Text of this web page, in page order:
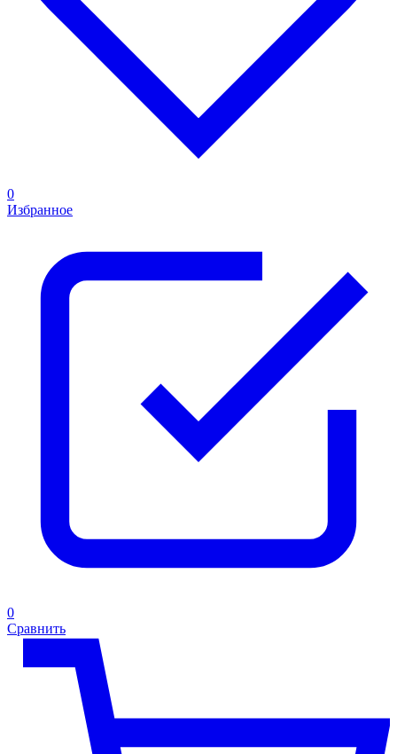
0
Избранное
0
Сравнить